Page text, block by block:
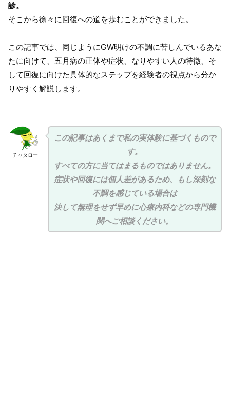
診。
そこから徐々に回復への道を歩むことができました。
この記事では、同じようにGW明けの不調に苦しんでいるあな
たに向けて、五月病の正体や症状、なりやすい人の特徴、そ
して回復に向けた具体的なステップを経験者の視点から分か
りやすく解説します。
チャタロー
この記事はあくまで私の実体験に基づくもので
す。
すべての方に当てはまるものではありません。
症状や回復には個人差があるため、もし深刻な
不調を感じている場合は
決して無理をせず早めに心療内科などの専門機
関へご相談ください。